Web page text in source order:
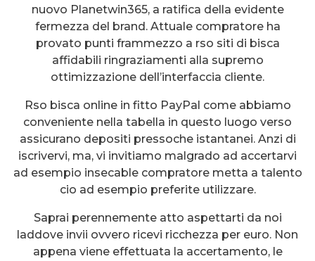
nuovo Planetwin365, a ratifica della evidente
fermezza del brand. Attuale compratore ha
provato punti frammezzo a rso siti di bisca
affidabili ringraziamenti alla supremo
ottimizzazione dell’interfaccia cliente.
Rso bisca online in fitto PayPal come abbiamo
conveniente nella tabella in questo luogo verso
assicurano depositi pressoche istantanei. Anzi di
iscrivervi, ma, vi invitiamo malgrado ad accertarvi
ad esempio insecable compratore metta a talento
cio ad esempio preferite utilizzare.
Saprai perennemente atto aspettarti da noi
laddove invii ovvero ricevi ricchezza per euro. Non
appena viene effettuata la accertamento, le